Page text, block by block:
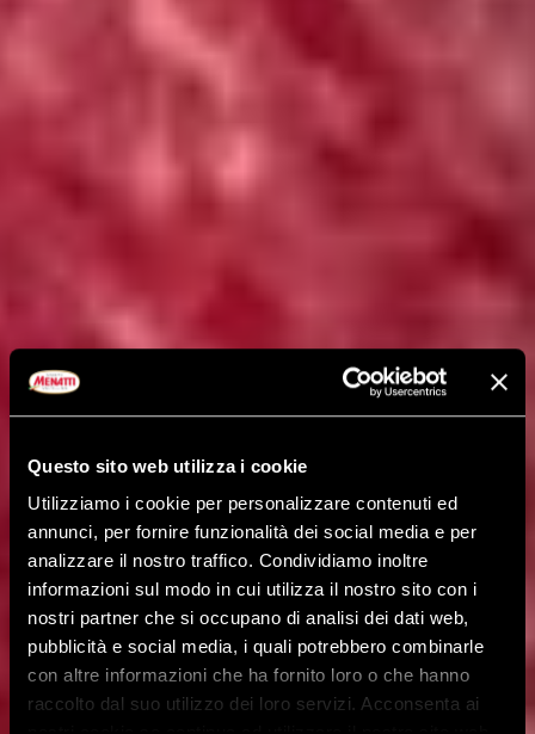
Questo sito web utilizza i cookie
Utilizziamo i cookie per personalizzare contenuti ed
annunci, per fornire funzionalità dei social media e per
analizzare il nostro traffico. Condividiamo inoltre
informazioni sul modo in cui utilizza il nostro sito con i
nostri partner che si occupano di analisi dei dati web,
pubblicità e social media, i quali potrebbero combinarle
con altre informazioni che ha fornito loro o che hanno
raccolto dal suo utilizzo dei loro servizi. Acconsenta ai